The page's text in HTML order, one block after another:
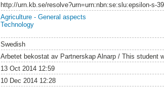
http://urn.kb.se/resolve?urn=urn:nbn:se:slu:epsilon-s-
Agriculture - General aspects
Technology
Swedish
Arbetet bekostat av Partnerskap Alnarp / This student
13 Oct 2014 12:59
10 Dec 2014 12:28